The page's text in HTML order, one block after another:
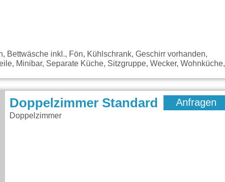
Bettwäsche inkl., Fön, Kühlschrank, Geschirr vorhanden,
Minibar, Separate Küche, Sitzgruppe, Wecker, Wohnküche,
Doppelzimmer Standard
Doppelzimmer
Anfragen